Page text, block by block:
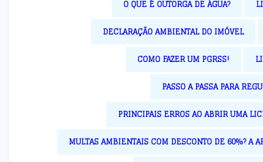
O QUE É OUTORGA DE ÁGUA?
DECLARAÇÃO AMBIENTAL DO IMÓVEL
COMO FAZER UM PGRSS!
PASSO A PASSA PARA
PRINCIPAIS ERROS AO ABRIR UMA
MULTAS AMBIENTAIS COM DESCONTO DE 60%? A